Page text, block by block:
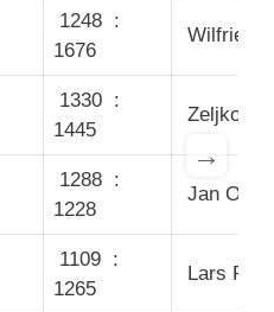
1248 :
1676
Wilfried
1330 :
1445
Zeljko
1288 :
1228
Jan Otto
1109 :
1265
Lars
→